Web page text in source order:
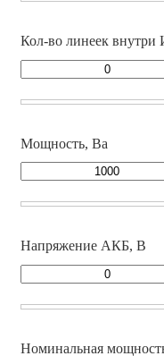
Кол-во линеек
Мощность, Ва
Напряжение АКБ, В
Номинальная